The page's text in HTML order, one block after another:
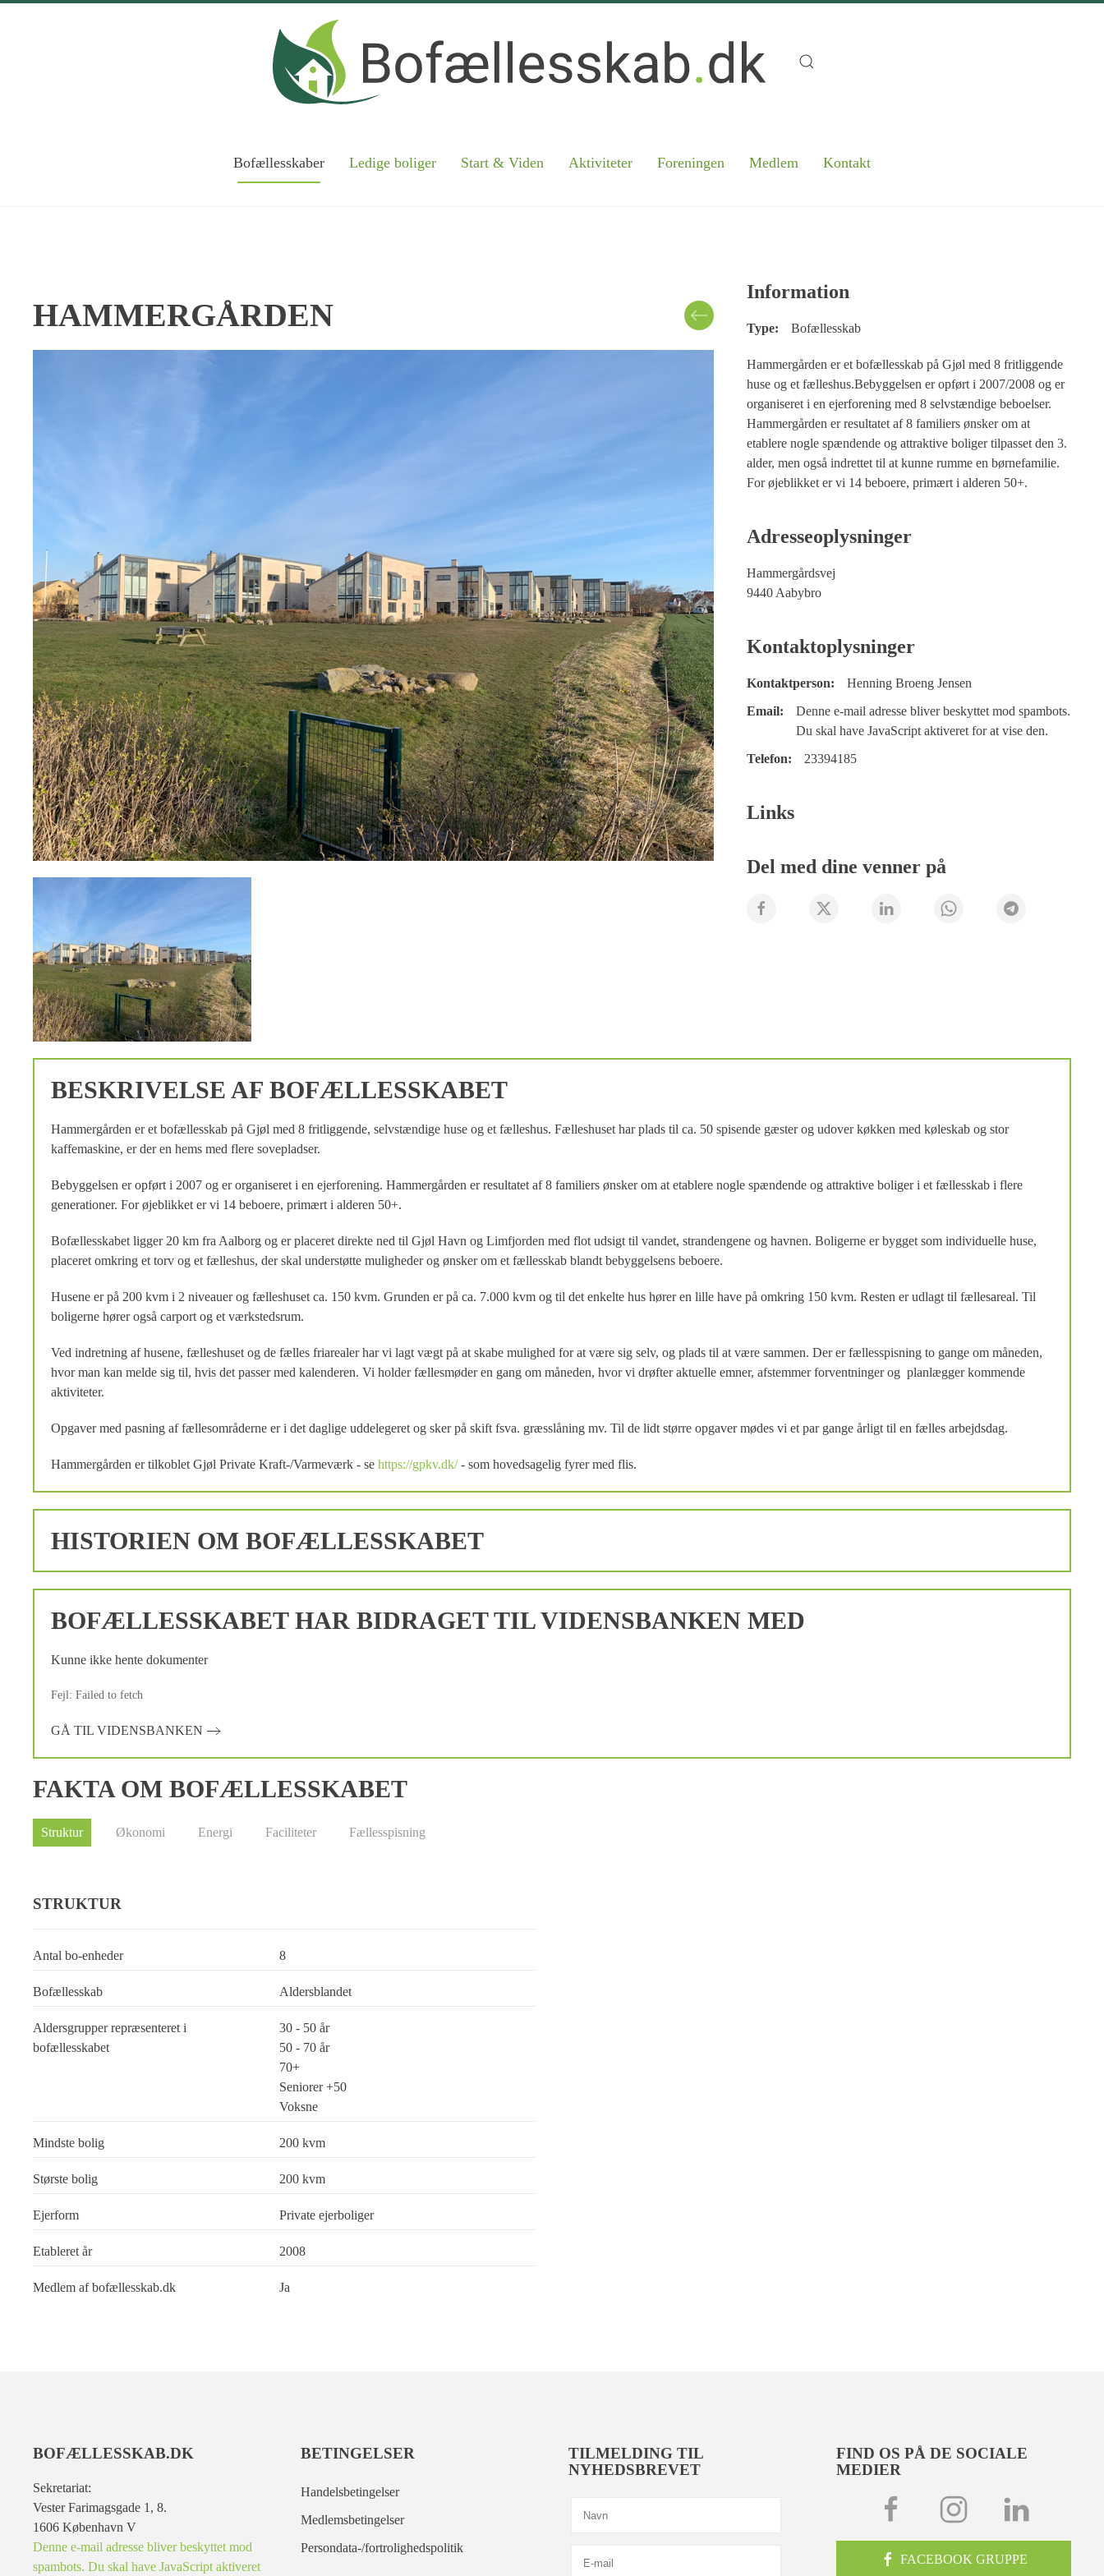
Bofællesskaber Ledige boliger Start & Viden Aktiviteter Foreningen Medlem Kontakt
HAMMERGÅRDEN
Information
Type: Bofællesskab
Hammergården er et bofællesskab på Gjøl med 8 fritliggende
huse og et fælleshus.Bebyggelsen er opført i 2007/2008 og er
organiseret i en ejerforening med 8 selvstændige beboelser.
Hammergården er resultatet af 8 familiers ønsker om at
etablere nogle spændende og attraktive boliger tilpasset den 3.
alder, men også indrettet til at kunne rumme en børnefamilie.
For øjeblikket er vi 14 beboere, primært i alderen 50+.
Adresseoplysninger
Hammergårdsvej
9440 Aabybro
Kontaktoplysninger
Kontaktperson:
Henning Broeng Jensen
Email:
Denne e-mail adresse bliver beskyttet mod spambots.
Du skal have JavaScript aktiveret for at vise den.
Telefon:
23394185
Links
Del med dine venner på
BESKRIVELSE AF BOFÆLLESSKABET
Hammergården er et bofællesskab på Gjøl med 8 fritliggende, selvstændige huse og et fælleshus. Fælleshuset har plads til ca. 50 spisende gæster og udover køkken med køleskab og stor
kaffemaskine, er der en hems med flere sovepladser.
Bebyggelsen er opført i 2007 og er organiseret i en ejerforening. Hammergården er resultatet af 8 familiers ønsker om at etablere nogle spændende og attraktive boliger i et fællesskab i flere
generationer. For øjeblikket er vi 14 beboere, primært i alderen 50+.
Bofællesskabet ligger 20 km fra Aalborg og er placeret direkte ned til Gjøl Havn og Limfjorden med flot udsigt til vandet, strandengene og havnen. Boligerne er bygget som individuelle huse,
placeret omkring et torv og et fælleshus, der skal understøtte muligheder og ønsker om et fællesskab blandt bebyggelsens beboere.
Husene er på 200 kvm i 2 niveauer og fælleshuset ca. 150 kvm. Grunden er på ca. 7.000 kvm og til det enkelte hus hører en lille have på omkring 150 kvm. Resten er udlagt til fællesareal. Til
boligerne hører også carport og et værkstedsrum.
Ved indretning af husene, fælleshuset og de fælles friarealer har vi lagt vægt på at skabe mulighed for at være sig selv, og plads til at være sammen. Der er fællesspisning to gange om måneden,
hvor man kan melde sig til, hvis det passer med kalenderen. Vi holder fællesmøder en gang om måneden, hvor vi drøfter aktuelle emner, afstemmer forventninger og planlægger kommende
aktiviteter.
Opgaver med pasning af fællesområderne er i det daglige uddelegeret og sker på skift fsva. græsslåning mv. Til de lidt større opgaver mødes vi et par gange årligt til en fælles arbejdsdag.
Hammergården er tilkoblet Gjøl Private Kraft-/Varmeværk - se https://gpkv.dk/- som hovedsagelig fyrer med flis.
HISTORIEN OM BOFÆLLESSKABET
BOFÆLLESSKABET HAR BIDRAGET TIL VIDENSBANKEN MED
Kunne ikke hente dokumenter
Fejl: Failed to fetch
GÅ TIL VIDENSBANKEN
FAKTA OM BOFÆLLESSKABET
Struktur Økonomi Energi Faciliteter Fællesspisning
STRUKTUR
Antal bo-enheder 8
Bofællesskab Aldersblandet
Aldersgrupper repræsenteret i
bofællesskabet
30 - 50 år
50 - 70 år
70+
Seniorer +50
Voksne
Mindste bolig 200 kvm
Største bolig 200 kvm
Ejerform Private ejerboliger
Etableret år 2008
Medlem af bofællesskab.dk Ja
BOFÆLLESSKAB.DK
Sekretariat:
Vester Farimagsgade 1, 8.
1606 København V
Denne e-mail adresse bliver beskyttet mod
spambots. Du skal have JavaScript aktiveret
BETINGELSER
Handelsbetingelser
Medlemsbetingelser
Persondata-/fortrolighedspolitik
TILMELDING TIL
NYHEDSBREVET
FIND OS PÅ DE SOCIALE
MEDIER
FACEBOOK GRUPPE